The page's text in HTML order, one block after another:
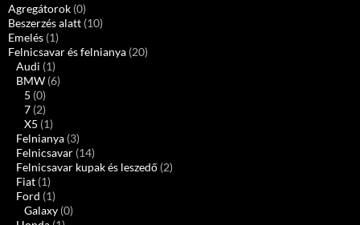
Agregátorok (0)
Beszerzés alatt (10)
Emelés (1)
Felnicsavar és felnianya (20)
Audi (1)
BMW (6)
5 (0)
7 (2)
X5 (1)
Felnianya (3)
Felnicsavar (14)
Felnicsavar kupak és leszedő (2)
Fiat (1)
Ford (1)
Galaxy (0)